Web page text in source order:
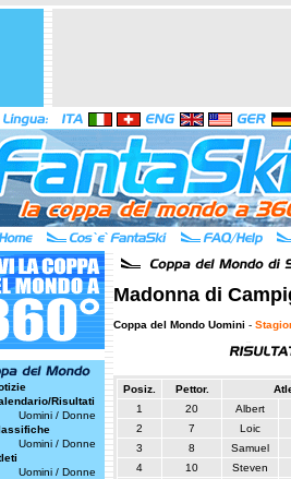
Risultati
Uomini / Donne
Uomini / Donne
Uomini / Donne
Madonna di
Coppa del Mondo Uomini -
Posiz. Pettor.
1
20 Albert
2
7 Loic
3
8 Samuel
4
10 Steven